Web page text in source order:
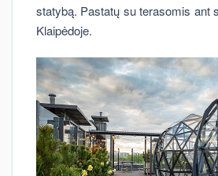
statybą. Pastatų su terasomis ant
Klaipėdoje.